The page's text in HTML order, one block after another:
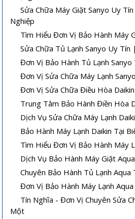
Sửa Chữa Máy Giặt Sanyo Uy
Nghiệp
Tìm Hiểu Đơn Vị Bảo Hành Máy
Sửa Chữa Tủ Lạnh Sanyo Uy
Đơn Vị Bảo Hành Tủ Lạnh Sanyo
Đơn Vị Sửa Chữa Máy Lạnh
Đơn Vị Sửa Chữa Điều Hòa
Trung Tâm Bảo Hành Điền Hòa
Dịch Vụ Sửa Chữa Máy Lạnh
Bảo Hành Máy Lạnh Daikin Tại
Tìm Hiểu Đơn Vị Bảo Hành Máy
Dịch Vụ Bảo Hành Máy Giặt
Chuyên Bảo Hành Tủ Lạnh
Đơn Vị Bảo Hành Máy Lạnh
Tín Nghĩa - Đơn Vị Chuyên Sửa
Một